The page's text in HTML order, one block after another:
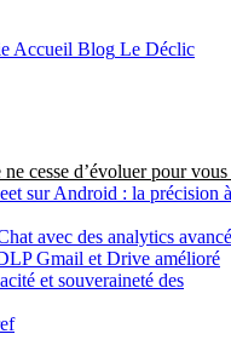
Accueil Blog Le Déclic
cesse d’évoluer pour
sur Android : la précision à
avec des analytics
Gmail et Drive amélioré
et souveraineté des